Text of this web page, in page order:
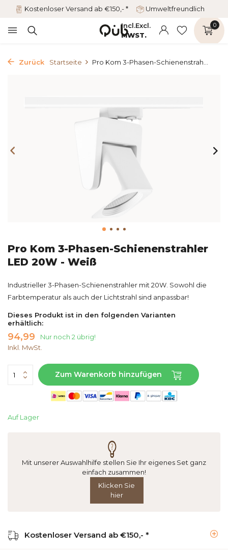
Kostenloser Versand ab €150,- * Umweltfreundlich
Incl.Excl.
MWST.
0
Zurück Startseite Pro Kom 3-Phasen-Schienenstrah...
Pro Kom 3-Phasen-Schienenstrahler
LED 20W - Weiß
Industrieller 3-Phasen-Schienenstrahler mit 20W. Sowohl die
Farbtemperatur als auch der Lichtstrahl sind anpassbar!
Dieses Produkt ist in den folgenden Varianten
erhältlich:
94,99
Nur noch 2 übrig!
Inkl. MwSt.
Zum Warenkorb hinzufügen
Auf Lager
Mit unserer Auswahlhilfe stellen Sie Ihr eigenes Set ganz
einfach zusammen!
Klicken Sie
hier
Kostenloser Versand ab €150,- *